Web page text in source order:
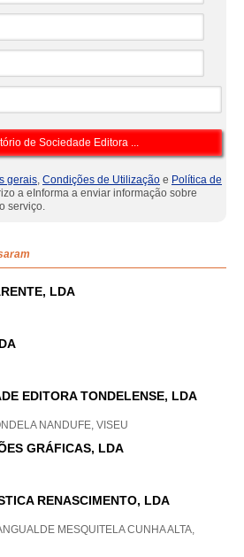
gerais, Condições de Utilização e Política de
a eInforma a enviar informação sobre
serviço.
LDA
EDITORA TONDELENSE, LDA
NANDUFE, VISEU
GRÁFICAS, LDA
RENASCIMENTO, LDA
MESQUITELA CUNHA ALTA,